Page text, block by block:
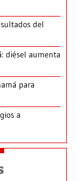
del
diésel aumenta
para
a